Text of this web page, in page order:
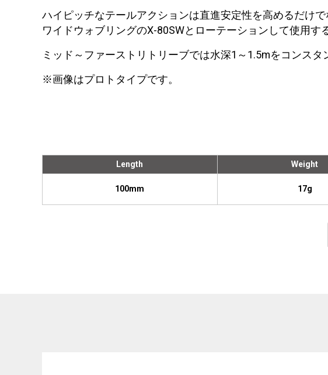
ハイピッチなテールアクションは直進安定性を高めるだけ
ワイドウォブリングのX-80SWとローテーションして使用す
ミッド～ファーストリトリーブでは水深1～1.5mをコンス
※画像はプロトタイプです。
Length
100mm
Weight
17g